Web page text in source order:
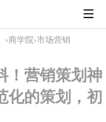
›商学院›市场营销
！营销策划神
化的策划，初